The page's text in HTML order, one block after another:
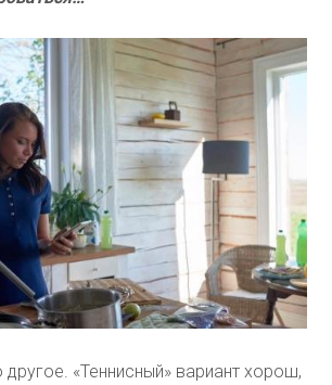
«Теннисный» вариант хорош,